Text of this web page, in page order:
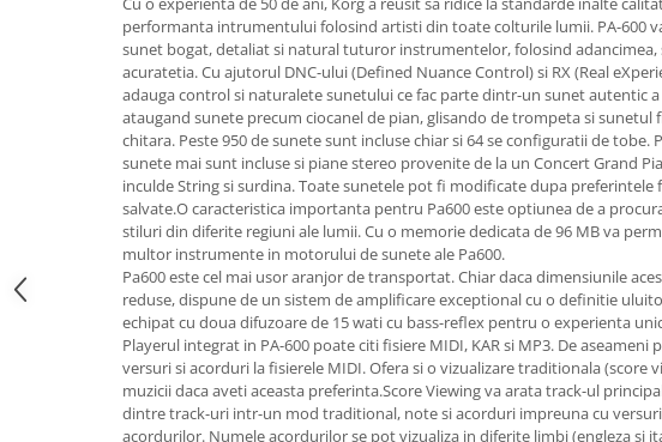
Accesorii de rack
Accesorii echipamente de studio
Controllere MIDI - USB DAW
Controllere monitoare de studio
Convertoare AD/DA
Interfete audio
Interfete MIDI si Cabluri Midi-USB
Microfoane de studio
Monitoare de studio
Preamplificatoare
Protectii antifonice pentru urechi
performanta intrumentului folosind artisti din toate colturile lumii. PA-600
sunet bogat, detaliat si natural tuturor instrumentelor, folosind adancimea,
acuratetia. Cu ajutorul DNC-ului (Defined Nuance Control) si RX (Real
adauga control si naturalete sunetului ce fac parte dintr-un sunet autentic
ataugand sunete precum ciocanel de pian, glisando de trompeta si sunetul
chitara. Peste 950 de sunete sunt incluse chiar si 64 se configuratii de tobe.
sunete mai sunt incluse si piane stereo provenite de la un Concert Grand
inculde String si surdina. Toate sunetele pot fi modificate dupa preferintele
salvate.O caracteristica importanta pentru Pa600 este optiunea de a
stiluri din diferite regiuni ale lumii. Cu o memorie dedicata de 96 MB va
multor instrumente in motorului de sunete ale Pa600.
Pa600 este cel mai usor aranjor de transportat. Chiar daca dimensiunile
reduse, dispune de un sistem de amplificare exceptional cu o definitie
echipat cu doua difuzoare de 15 wati cu bass-reflex pentru o experienta
Playerul integrat in PA-600 poate citi fisiere MIDI, KAR si MP3. De aseameni
versuri si acorduri la fisierele MIDI. Ofera si o vizualizare traditionala (score
muzicii daca aveti aceasta preferinta.Score Viewing va arata track-ul
dintre track-uri intr-un mod traditional, note si acorduri impreuna cu
acordurilor. Numele acordurilor se pot vizualiza in diferite limbi (engleza si